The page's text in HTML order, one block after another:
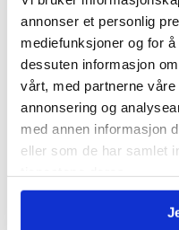
annonser et personlig
mediefunksjoner og for
dessuten informasjon
vårt, med partnerne
annonsering og
med annen informasjon
eller som de har samlet
Populære
Rydd hodet for